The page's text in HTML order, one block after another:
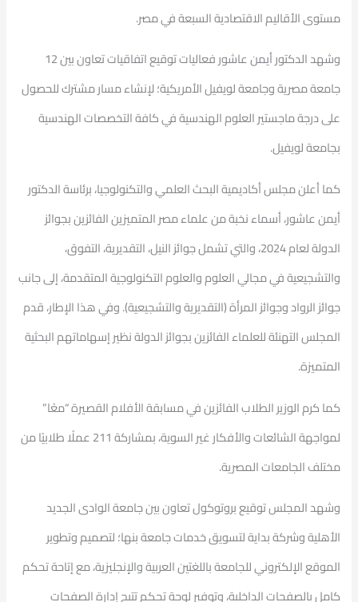
مستوى الأقاليم الاقتصادية السبعة في مصر.
وشهد الدكتور أيمن عاشور فعاليات توقيع اتفاقيات تعاون بين 12
جامعة مصرية وجامعة لويفيل الأمريكية؛ لإنشاء مسار مشترك للحصول
على درجة ماجستير العلوم الهندسية في كافة التخصصات الهندسية
بجامعة لويفيل.
كما أعلن مجلس أكاديمية البحث العلمي والتكنولوجيا، برئاسة الدكتور
أيمن عاشور، أسماء نخبة من علماء مصر المتميزين الفائزين بجوائز
الدولة لعام 2024، والتي تشمل جوائز النيل، التقديرية، التفوق،
والتشجيعية في مجالي العلوم والعلوم التكنولوجية المتقدمة، إلى جانب
جوائز الرواد وجوائز المرأة (التقديرية والتشجيعية). وفي هذا الإطار، قدم
المجلس التهنئة للعلماء الفائزين بجوائز الدولة نظير إسهاماتهم البحثية
المتميزة.
كما كرم الوزير الطلاب الفائزين في مسابقة الأفلام القصيرة “معًا”
لمواجهة الشائعات والأفكار غير السوية، بمشاركة 211 عملًا طلابيًا من
مختلف الجامعات المصرية.
وشهد المجلس توقيع بروتوكول تعاون بين جامعة الوادى الجديد
الأهلية وشركة بداية لتسويق خدمات جامعة بنها؛ لتصميم وتطوير
الموقع الإلكتروني للجامعة باللغتين العربية والإنجليزية، مع إتاحة تحكم
كامل بالصفحات الداخلية، وتوفير لوحة تحكم تتيح إدارة الصفحات